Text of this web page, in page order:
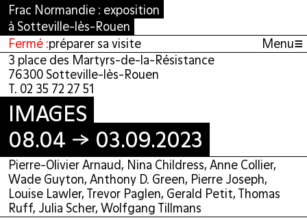
Frac Normandie : exposition
à Sotteville-lès-Rouen
Fermé :préparer sa visite Menu≡
3 place des Martyrs-de-la-Résistance
76300 Sotteville-lès-Rouen
T. 02 35 72 27 51
IMAGES
08.04 → 03.09.2023
IMAGES
08.04 → 03.09.2023
Pierre-Olivier Arnaud, Nina Childress, Anne Collier,
Wade Guyton, Anthony D. Green, Pierre Joseph,
Louise Lawler, Trevor Paglen, Gerald Petit, Thomas
Ruff, Julia Scher, Wolfgang Tillmans